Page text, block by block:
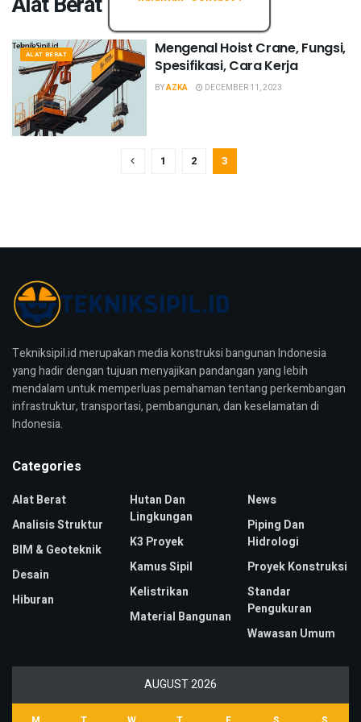
ALAT BERAT
Mengenal Hoist Crane, Fungsi,
Spesifikasi, Cara Kerja
BYAZKA DECEMBER 11, 2023
1 2 3
Tekniksipil.id merupakan media konstruksi bangunan Indonesia
yang hadir dengan tujuan menyajikan pandangan yang lebih
mendalam untuk memperluas pemahaman tentang perkembangan
infrastruktur, transportasi, pembangunan, dan keselamatan di
Indonesia.
Categories
Alat Berat
Analisis Struktur
BIM & Geoteknik
Desain
Hiburan
Hutan Dan
Lingkungan
K3 Proyek
Kamus Sipil
Kelistrikan
Material Bangunan
News
Piping Dan
Hidrologi
Proyek Konstruksi
Standar
Pengukuran
Wawasan Umum
AUGUST 2026